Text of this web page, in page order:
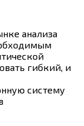
анализа
гибкий, и
систему